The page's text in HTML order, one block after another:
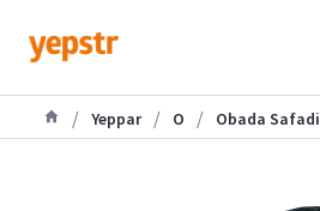
/ Yeppar / O / Obada Safadi